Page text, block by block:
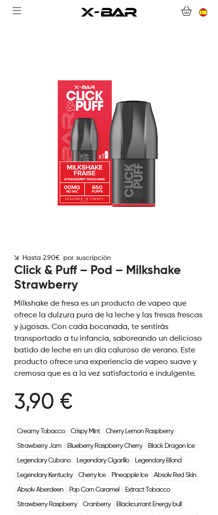
COLLECTIONS
CONTACTA CON NOSOTROS
PREGUNTAS MÁS FRECUENTES
CONVIÉRTASE EN UN MAYORISTA DE X-BAR
Hasta 2.90€ por suscripción
Click & Puff – Pod – Milkshake
Strawberry
Milkshake de fresa es un producto de vapeo que
ofrece la dulzura pura de la leche y las fresas frescas
y jugosas. Con cada bocanada, te sentirás
transportado a tu infancia, saboreando un delicioso
batido de leche en un día caluroso de verano. Este
producto ofrece una experiencia de vapeo suave y
cremosa que es a la vez satisfactoria e indulgente.
3,90 €
Creamy Tobacco Crispy Mint Cherry Lemon Raspberry
Strawberry Jam Blueberry Raspberry Cherry Black Dragon Ice
Legendary Cubano Legendary Cigarillo Legendary Blond
Legendary Kentucky Cherry Ice Pineapple Ice Absolv Red Skin
Absolv Aberdeen Pop Corn Caramel Extract Tobacco
Strawberry Raspberry Cranberry Blackcurrant Energy bull